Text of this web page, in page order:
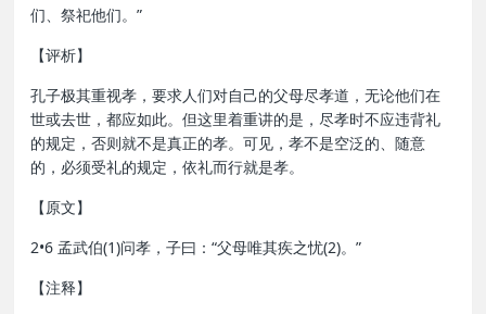
们、祭祀他们。”
【评析】
孔子极其重视孝，要求人们对自己的父母尽孝道，无论他们在
世或去世，都应如此。但这里着重讲的是，尽孝时不应违背礼
的规定，否则就不是真正的孝。可见，孝不是空泛的、随意
的，必须受礼的规定，依礼而行就是孝。
【原文】
2•6 孟武伯(1)问孝，子曰：“父母唯其疾之忧(2)。”
【注释】